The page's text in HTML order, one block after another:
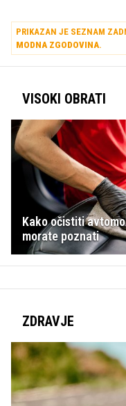
zelo drzno, danes
ki ima v svetu
PRIKAZAN JE SEZNAM
MODNA ZGODOVINA.
VISOKI OBRATI
Kako očistiti
morate poznati
ZDRAVJE